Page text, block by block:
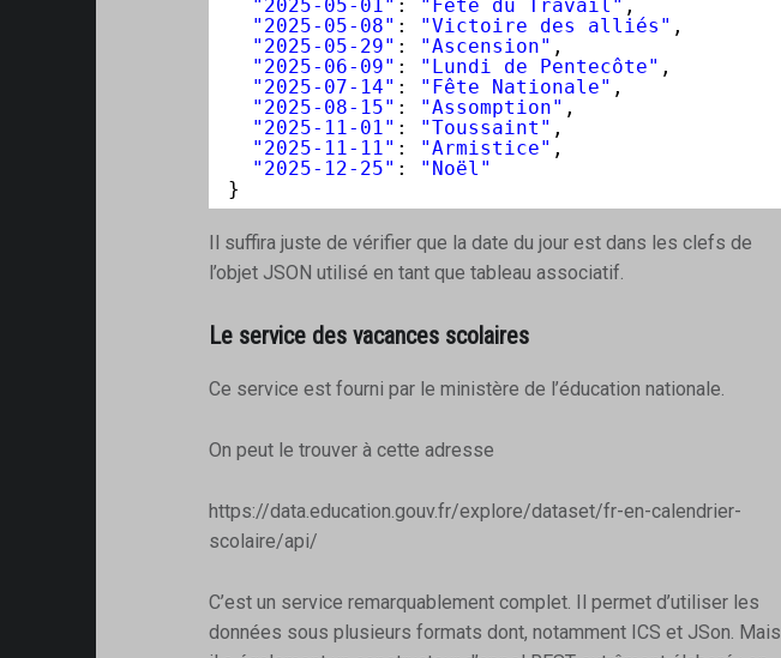
"2025-05-01" : "Fête du Travail" ,
"2025-05-08" : "Victoire des alliés" ,
"2025-05-29" : "Ascension" ,
"2025-06-09" : "Lundi de Pentecôte" ,
"2025-07-14" : "Fête Nationale" ,
"2025-08-15" : "Assomption" ,
"2025-11-01" : "Toussaint" ,
"2025-11-11" : "Armistice" ,
"2025-12-25" :
"Noël"
}
Il suffira juste de vérifier que la date du jour est dans les clefs de
l’objet JSON utilisé en tant que tableau associatif.
Le service des vacances scolaires
Ce service est fourni par le ministère de l’éducation nationale.
On peut le trouver à cette adresse
https://data.education.gouv.fr/explore/dataset/fr-en-calendrier-
scolaire/api/
C’est un service remarquablement complet. Il permet d’utiliser les
données sous plusieurs formats dont, notamment ICS et JSon. Mais